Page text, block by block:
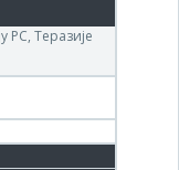
РС, Теразије